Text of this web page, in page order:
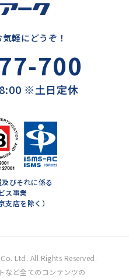
軽にどうぞ！
700
※土日定休
びそれに係る
ス事業
支店を除く）
Ltd. All Rights Reserved.
など全てのコンテンツの